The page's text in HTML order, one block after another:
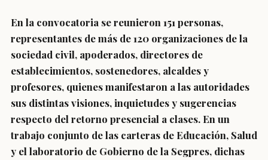
En la convocatoria se reunieron 151 personas,
representantes de más de 120 organizaciones de la
sociedad civil, apoderados, directores de
establecimientos, sostenedores, alcaldes y
profesores, quienes manifestaron a las autoridades
sus distintas visiones, inquietudes y sugerencias
respecto del retorno presencial a clases. En un
trabajo conjunto de las carteras de Educación, Salud
y el laboratorio de Gobierno de la Segpres, dichas